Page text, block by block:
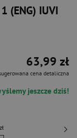
(ENG) IUVI
63,99 zł
cena detaliczna
jeszcze dziś!